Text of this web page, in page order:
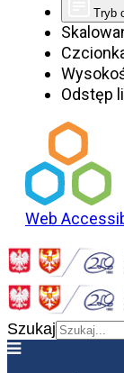
Tryb
Odstęp
Web
Szukaj